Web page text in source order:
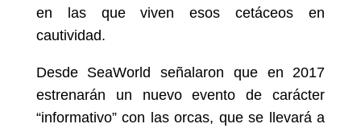
en las que viven esos cetáceos en
cautividad.
Desde SeaWorld señalaron que en 2017
estrenarán un nuevo evento de carácter
“informativo” con las orcas, que se llevará a